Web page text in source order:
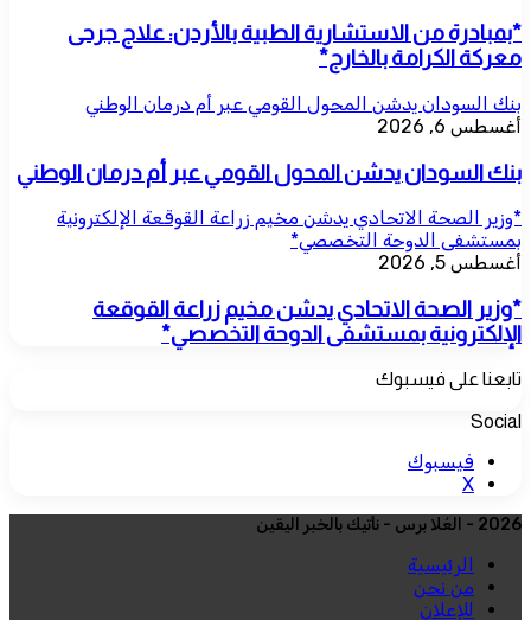
*بمبادرة من الاستشارية الطبية بالأردن: علاج جرحى
معركة الكرامة بالخارج*
بنك السودان يدشن المحول القومي عبر أم درمان الوطني
أغسطس 6, 2026
بنك السودان يدشن المحول القومي عبر أم درمان الوطني
*وزير الصحة الاتحادي يدشن مخيم زراعة القوقعة الإلكترونية
بمستشفى الدوحة التخصصي*
أغسطس 5, 2026
*وزير الصحة الاتحادي يدشن مخيم زراعة القوقعة
الإلكترونية بمستشفى الدوحة التخصصي*
تابعنا على فيسبوك
Social
فيسبوك
‫X
2026 - العُلا برس - نأتيك بالخبر اليقين
الرئيسية
من نحن
للإعلان